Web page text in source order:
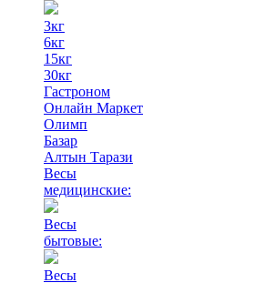
3кг
6кг
15кг
30кг
Гастроном
Онлайн Маркет
Олимп
Базар
Алтын Тарази
Весы
медицинские:
Весы
бытовые:
Весы